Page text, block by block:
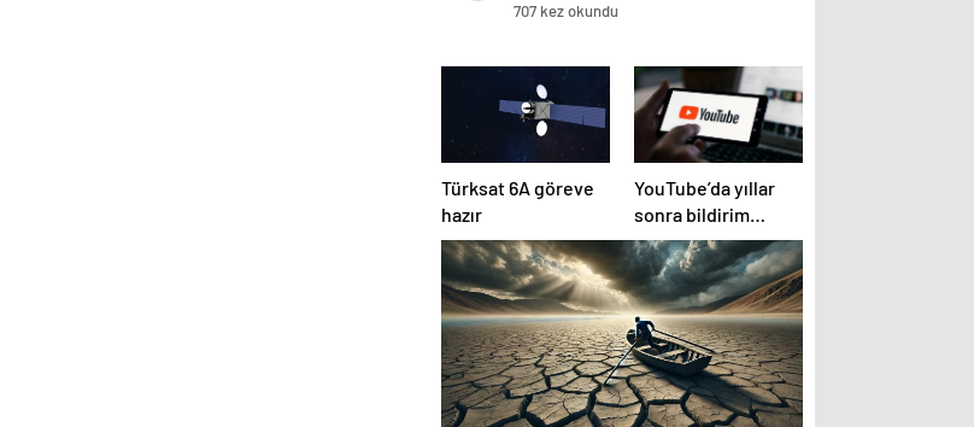
707 kez okundu
Türksat 6A göreve
hazır
YouTube’da yıllar
sonra bildirim
sistemi değişiyor